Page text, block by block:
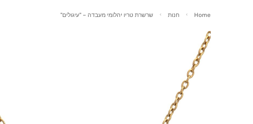
Home חנות שרשרת טריו יהלומי מעבדה – "עיגולים"